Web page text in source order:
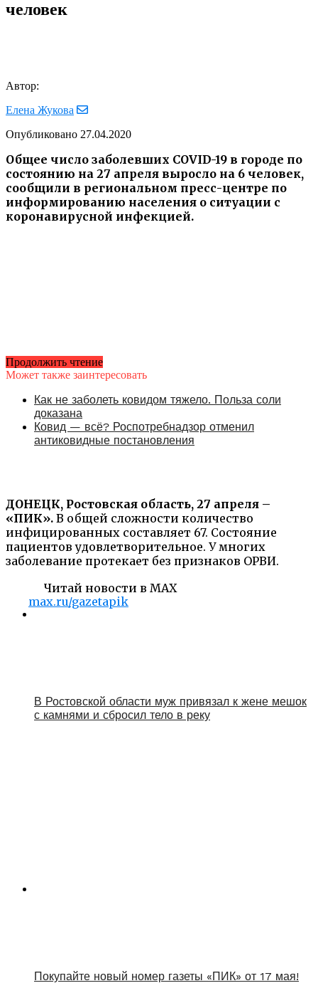
человек
Автор:
Елена Жукова
Опубликовано 27.04.2020
Общее число заболевших COVID-19 в городе по
состоянию на 27 апреля выросло на 6 человек,
сообщили в региональном пресс-центре по
информированию населения о ситуации с
коронавирусной инфекцией.
ДОНЕЦК, Ростовская область, 27 апреля –
«ПИК». В общей сложности количество
инфицированных составляет 67. Состояние
пациентов удовлетворительное. У многих
заболевание протекает без признаков ОРВИ.
Читай новости в MAX
max.ru/gazetapik
Продолжить чтение
Может также заинтересовать
Как не заболеть ковидом тяжело. Польза соли
доказана
Ковид — всё? Роспотребнадзор отменил
антиковидные постановления
В Ростовской области муж привязал к жене мешок
с камнями и сбросил тело в реку
Покупайте новый номер газеты «ПИК» от 17 мая!